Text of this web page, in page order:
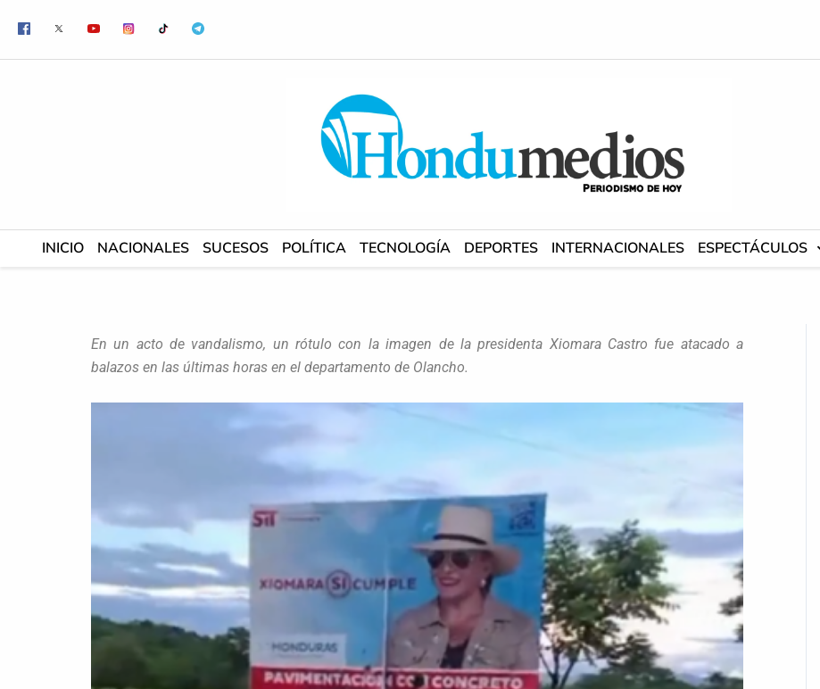
contenido
INICIO NACIONALES SUCESOS POLÍTICA TECNOLOGÍA DEPORTES INTERNACIONALES ESPECTÁCULOS
En un acto de vandalismo, un rótulo con la imagen de la presidenta Xiomara Castro fue atacado a
balazos en las últimas horas en el departamento de Olancho.